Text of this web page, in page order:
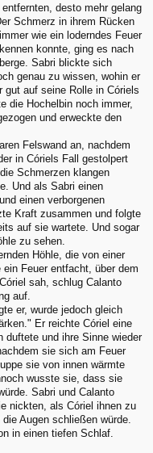
desto mehr gelang
Schmerz in ihrem Rücken
wie ein loderndes Feuer
konnte, ging es nach
Sabri blickte sich
genau zu wissen, wohin er
auf seine Rolle in Córiels
die Hochelbin noch immer,
und erweckte den
Felswand an, nachdem
in Córiels Fall gestolpert
Schmerzen klangen
Und als Sabri einen
einen verborgenen
Kraft zusammen und folgte
auf sie wartete. Und sogar
zu sehen.
Höhle, die von einer
Feuer entfacht, über dem
sah, schlug Calanto
auf.
er, wurde jedoch gleich
Er reichte Córiel eine
duftete und ihre Sinne wieder
sie sich am Feuer
sie von innen wärmte
wusste sie, dass sie
Sabri und Calanto
nickten, als Córiel ihnen zu
Augen schließen würde.
in einen tiefen Schlaf.